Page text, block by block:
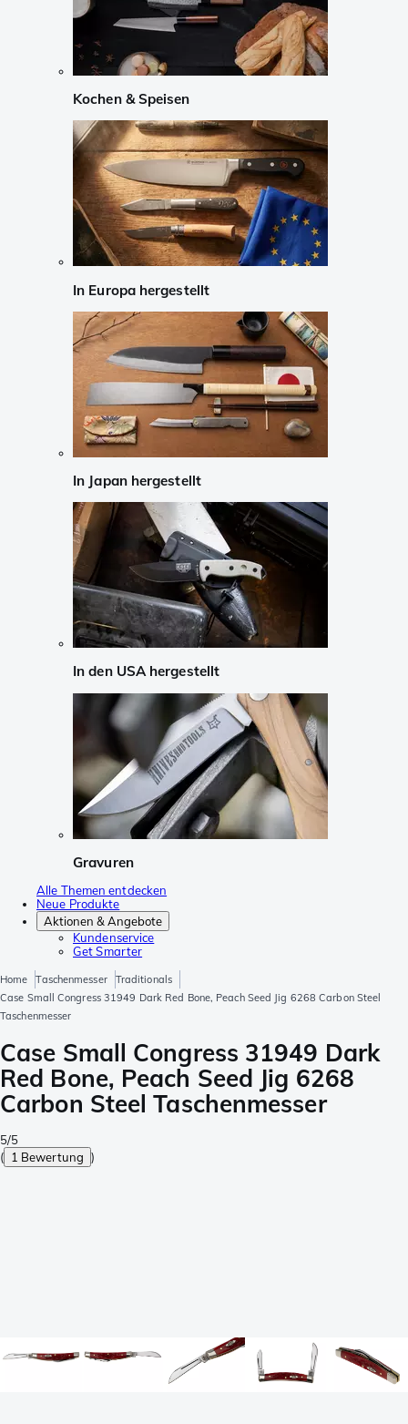
Kochen & Speisen
In Europa hergestellt
In Japan hergestellt
In den USA hergestellt
Gravuren
Alle Themen entdecken
Neue Produkte
Aktionen & Angebote
Kundenservice
Get Smarter
Home Taschenmesser
Traditionals
Case Small Congress 31949 Dark Red Bone, Peach Seed Jig 6268 Carbon Steel
Taschenmesser
Case Small Congress 31949 Dark
Red Bone, Peach Seed Jig 6268
Carbon Steel Taschenmesser
5/5
( 1 Bewertung )